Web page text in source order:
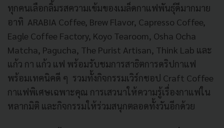
ทุกคนเลือกลิ้มรสความเข้มของเมล็ดกาแฟพันธุ์ดีมากมาย
อาทิ ARABIA Coffee, Brew Flavor, Capresso Coffee,
Eagle Coffee Factory, Koyo Tearoom, Osha Ocha
Matcha, Pagucha, The Purist Artisan, Think Lab และ
แก้ว กา แก้ว แฟ พร้อมรับชมการสาธิตการดริปกาแฟ
พร้อมเทคนิคดี ๆ รวมทั้งกิจกรรมเวิร์กชอป Craft Coffee
กาแฟพิเศษเฉพาะคุณ การเสวนาให้ความรู้เรื่องกาแฟใน
หลากมิติ และกิจกรรมให้ร่วมสนุกตลอดทั้งวันอีกด้วย